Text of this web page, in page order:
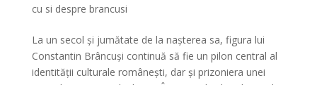
cu si despre brancusi
La un secol și jumătate de la nașterea sa, figura lui
Constantin Brâncuși continuă să fie un pilon central al
identității culturale românești, dar și prizoniera unei